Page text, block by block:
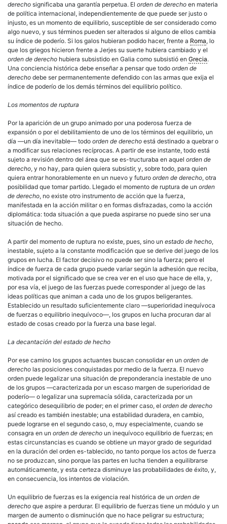
derecho significaba una garantía perpetua. El orden de derecho en materia
de política internacional, independientemente de que puede ser justo o
injusto, es un momento de equilibrio, susceptible de ser considerado como
algo nuevo, y sus términos pueden ser alterados si alguno de ellos cambia
su índice de poderío. Si los galos hubieran podido hacer, frente a Roma, lo
que los griegos hicieron frente a Jerjes su suerte hubiera cambiado y el
orden de derecho hubiera subsistido en Galia como subsistió en Grecia.
Una conciencia histórica debe enseñar a pensar que todo orden de
derecho debe ser permanentemente defendido con las armas que exija el
índice de poderío de los demás términos del equilibrio político.
Los momentos de ruptura
Por la aparición de un grupo animado por una poderosa fuerza de
expansión o por el debilitamiento de uno de los términos del equilibrio, un
día —un día inevitable— todo orden de derecho está destinado a quebrar o
a modificar sus relaciones recíprocas. A partir de ese instante, todo está
sujeto a revisión dentro del área que se es-tructuraba en aquel orden de
derecho, y no hay, para quien quiera subsistir, y, sobre todo, para quien
quiera entrar honorablemente en un nuevo y futuro orden de derecho, otra
posibilidad que tomar partido. Llegado el momento de ruptura de un orden
de derecho, no existe otro instrumento de acción que la fuerza,
manifestada en la acción militar o en formas disfrazadas, como la acción
diplomática: toda situación a que pueda aspirarse no puede sino ser una
situación de hecho.
A partir del momento de ruptura no existe, pues, sino un estado de hecho,
inestable, sujeto a la constante modificación que se derive del juego de los
grupos en lucha. El factor decisivo no puede ser sino la fuerza; pero el
índice de fuerza de cada grupo puede variar según la adhesión que reciba,
motivada por el significado que se crea ver en el uso que hace de ella, y,
por esa vía, el juego de las fuerzas puede corresponder al juego de las
ideas políticas que animan a cada uno de los grupos beligerantes.
Establecido un resultado suficientemente claro —superioridad inequívoca
de fuerzas o equilibrio inequívoco—, los grupos en lucha procuran dar al
estado de cosas creado por la fuerza una base legal.
La decantación del estado de hecho
Por ese camino los grupos actuantes buscan consolidar en un orden de
derecho las posiciones conquistadas por medio de la fuerza. El nuevo
orden puede legalizar una situación de preponderancia inestable de uno
de los grupos —caracterizada por un escaso margen de superioridad de
poderío— o legalizar una supremacía sólida, caracterizada por un
categórico desequilibrio de poder; en el primer caso, el orden de derecho
así creado es también inestable; una estabilidad duradera, en cambio,
puede lograrse en el segundo caso, o, muy especialmente, cuando se
consagra en un orden de derecho un inequívoco equilibrio de fuerzas; en
estas circunstancias es cuando se obtiene un mayor grado de seguridad
en la duración del orden es-tablecido, no tanto porque los actos de fuerza
no se produzcan, sino porque las partes en lucha tienden a equilibrarse
automáticamente, y esta certeza disminuye las probabilidades de éxito, y,
en consecuencia, los intentos de violación.
Un equilibrio de fuerzas es la exigencia real histórica de un orden de
derecho que aspire a perdurar. El equilibrio de fuerzas tiene un módulo y un
margen de aumento o disminución que no hace peligrar su estructura;